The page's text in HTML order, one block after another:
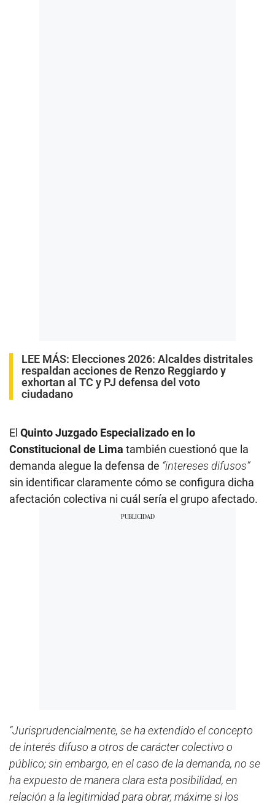
LEE MÁS: Elecciones 2026: Alcaldes distritales
respaldan acciones de Renzo Reggiardo y
exhortan al TC y PJ defensa del voto
ciudadano
El Quinto Juzgado Especializado en lo
Constitucional de Lima también cuestionó que la
demanda alegue la defensa de “intereses difusos”
sin identificar claramente cómo se configura dicha
afectación colectiva ni cuál sería el grupo afectado.
“Jurisprudencialmente, se ha extendido el concepto
de interés difuso a otros de carácter colectivo o
público; sin embargo, en el caso de la demanda, no se
ha expuesto de manera clara esta posibilidad, en
relación a la legitimidad para obrar, máxime si los